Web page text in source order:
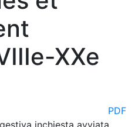
XXe
PDF
inchiesta avviata